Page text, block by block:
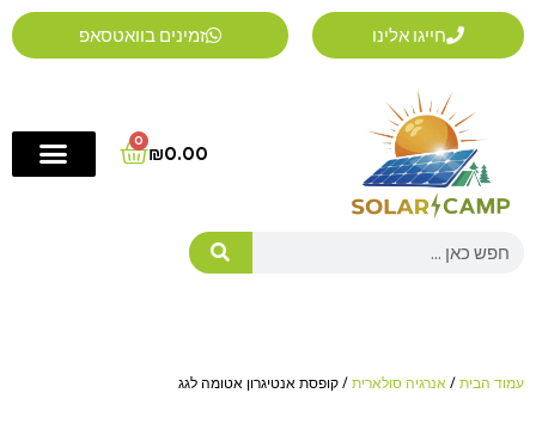
דילוג
לתוכן
חייגו אלינו זמינים בוואטסאפ
₪0.00
0
Cart
Search
עמוד הבית / אנרגיה סולארית / קופסת אנטיגרון אטומה לגג